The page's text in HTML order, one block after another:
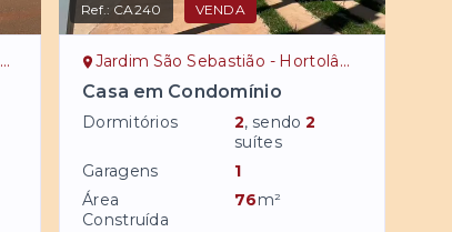
Ref.: CA240 VENDA
Jardim São Sebastião - Hortolândia/SP
Casa em Condomínio
Dormitórios 2, sendo2
suítes
Garagens
1
Área
Construída
76m²